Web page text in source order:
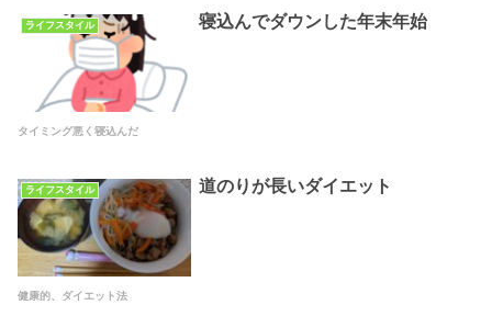
ライフスタイル 寝込んでダウンした年末年始
タイミング悪く寝込んだ
ライフスタイル 道のりが長いダイエット
健康的、ダイエット法